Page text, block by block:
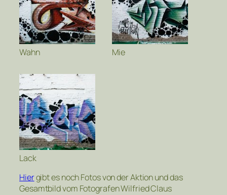
Wahn Mie
Lack
Hiergibt es noch Fotos von der Aktion und das
Gesamtbild vom Fotografen Wilfried Claus